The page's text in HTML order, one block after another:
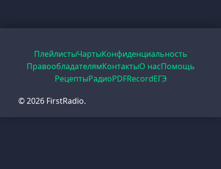
ПлейлистыЧартыКонфиденциальность
ПравообладателямКонтактыО насПомощь
РецептыРадиоPDFRecordЕГЭ
© 2026 FirstRadio.